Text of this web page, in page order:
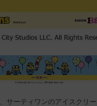
サーティワンのアイスクリー